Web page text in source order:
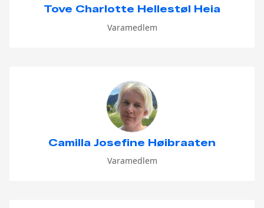
Tove Charlotte Hellestøl Heia
Varamedlem
Camilla Josefine Høibraaten
Varamedlem